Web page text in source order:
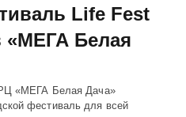
Life Fest
«МЕГА Белая
«МЕГА Белая Дача»
фестиваль для всей